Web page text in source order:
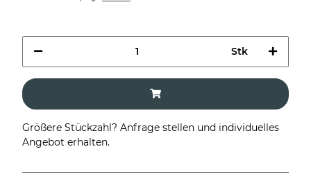
Stk
Größere Stückzahl? Anfrage stellen und individuelles
Angebot erhalten.